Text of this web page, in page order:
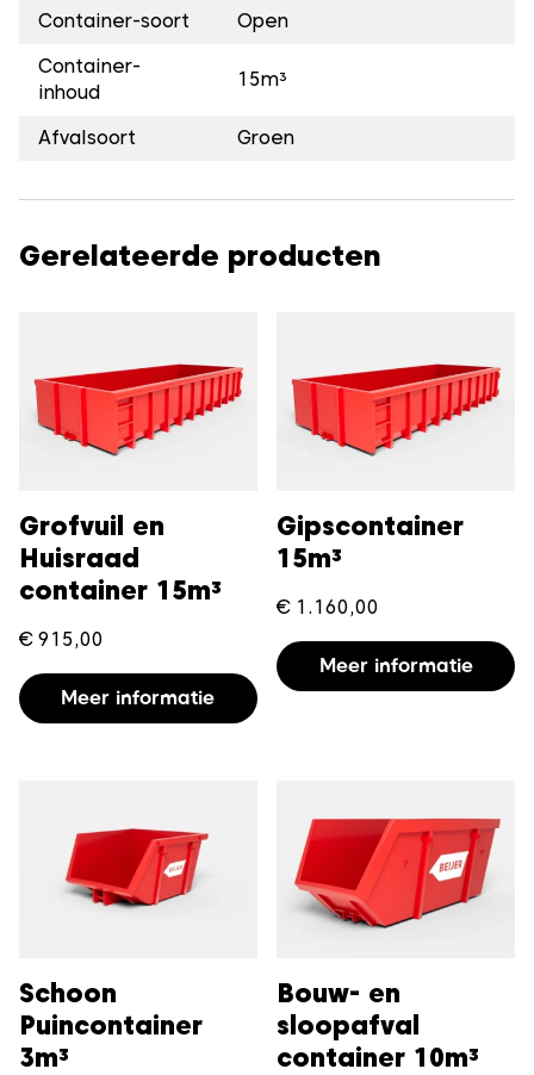
Container-soort
Open
Container-
inhoud
15m³
Afvalsoort Groen
Gerelateerde producten
Grofvuil en
Huisraad
container 15m³
€ 915,00
Meer informatie
Gipscontainer
15m³
€ 1.160,00
Meer informatie
Schoon
Puincontainer
3m³
Bouw- en
sloopafval
container 10m³